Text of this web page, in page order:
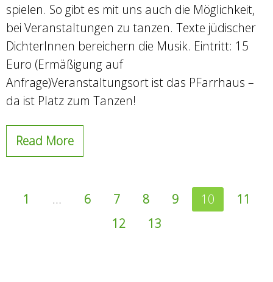
spielen. So gibt es mit uns auch die Möglichkeit,
bei Veranstaltungen zu tanzen. Texte jüdischer
DichterInnen bereichern die Musik. Eintritt: 15
Euro (Ermäßigung auf
Anfrage)Veranstaltungsort ist das PFarrhaus –
da ist Platz zum Tanzen!
Read More
1 … 6 7 8 9 10
11
12
13